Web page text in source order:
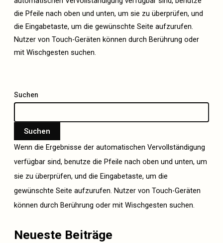
die Pfeile nach oben und unten, um sie zu überprüfen, und
die Eingabetaste, um die gewünschte Seite aufzurufen.
Nutzer von Touch-Geräten können durch Berührung oder
mit Wischgesten suchen.
Suchen
Suchen
Wenn die Ergebnisse der automatischen Vervollständigung
verfügbar sind, benutze die Pfeile nach oben und unten, um
sie zu überprüfen, und die Eingabetaste, um die
gewünschte Seite aufzurufen. Nutzer von Touch-Geräten
können durch Berührung oder mit Wischgesten suchen.
Neueste Beiträge